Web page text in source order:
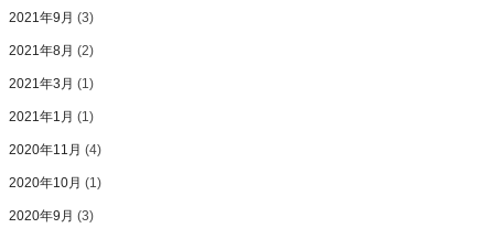
2021年9月 (3)
2021年8月 (2)
2021年3月 (1)
2021年1月 (1)
2020年11月 (4)
2020年10月 (1)
2020年9月 (3)